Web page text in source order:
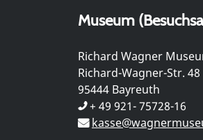
Museum
Richard Wagner
Richard-Wagner-Str. 48
95444 Bayreuth
+ 49 921- 75728-16